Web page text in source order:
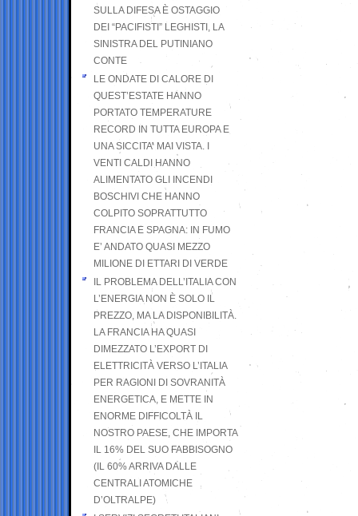
SULLA DIFESA È OSTAGGIO
DEI “PACIFISTI” LEGHISTI, LA
SINISTRA DEL PUTINIANO
CONTE
LE ONDATE DI CALORE DI
QUEST’ESTATE HANNO
PORTATO TEMPERATURE
RECORD IN TUTTA EUROPA E
UNA SICCITA’ MAI VISTA. I
VENTI CALDI HANNO
ALIMENTATO GLI INCENDI
BOSCHIVI CHE HANNO
COLPITO SOPRATTUTTO
FRANCIA E SPAGNA: IN FUMO
E’ ANDATO QUASI MEZZO
MILIONE DI ETTARI DI VERDE
IL PROBLEMA DELL’ITALIA CON
L’ENERGIA NON È SOLO IL
PREZZO, MA LA DISPONIBILITÀ.
LA FRANCIA HA QUASI
DIMEZZATO L’EXPORT DI
ELETTRICITÀ VERSO L’ITALIA
PER RAGIONI DI SOVRANITÀ
ENERGETICA, E METTE IN
ENORME DIFFICOLTÀ IL
NOSTRO PAESE, CHE IMPORTA
IL 16% DEL SUO FABBISOGNO
(IL 60% ARRIVA DALLE
CENTRALI ATOMICHE
D’OLTRALPE)